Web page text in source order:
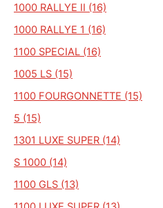
1000 RALLYE II (16)
1000 RALLYE 1 (16)
1100 SPECIAL (16)
1005 LS (15)
1100 FOURGONNETTE (15)
5 (15)
1301 LUXE SUPER (14)
S 1000 (14)
1100 GLS (13)